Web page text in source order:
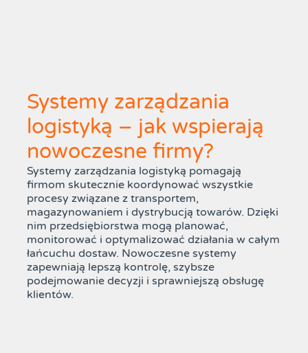
Systemy zarządzania
logistyką – jak wspierają
nowoczesne firmy?
Systemy zarządzania logistyką pomagają
firmom skutecznie koordynować wszystkie
procesy związane z transportem,
magazynowaniem i dystrybucją towarów. Dzięki
nim przedsiębiorstwa mogą planować,
monitorować i optymalizować działania w całym
łańcuchu dostaw. Nowoczesne systemy
zapewniają lepszą kontrolę, szybsze
podejmowanie decyzji i sprawniejszą obsługę
klientów.